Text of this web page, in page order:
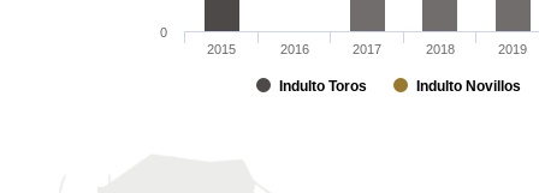
Indulto Toros Indulto Novillos
2015 2016 2017 2018 2019
0